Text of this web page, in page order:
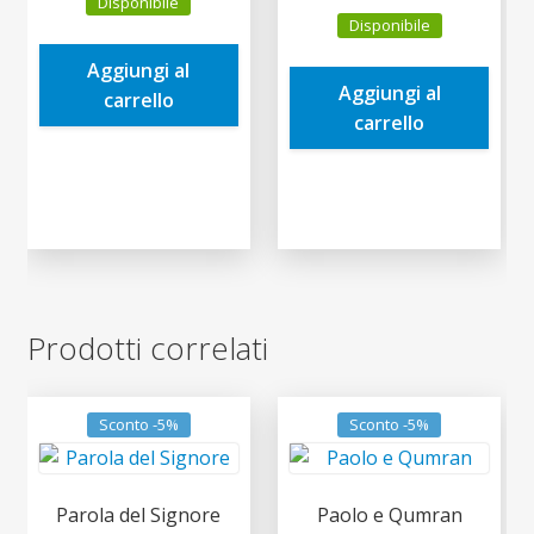
originale
era:
22,00€.
è:
Aggiungi al
carrello
prezzo
originale
era:
15,00€.
è:
Disponibile
Aggiungi al
carrello
Prodotti correlati
Sconto -5%
Parola del Signore
Sconto -5%
Paolo e Qumran